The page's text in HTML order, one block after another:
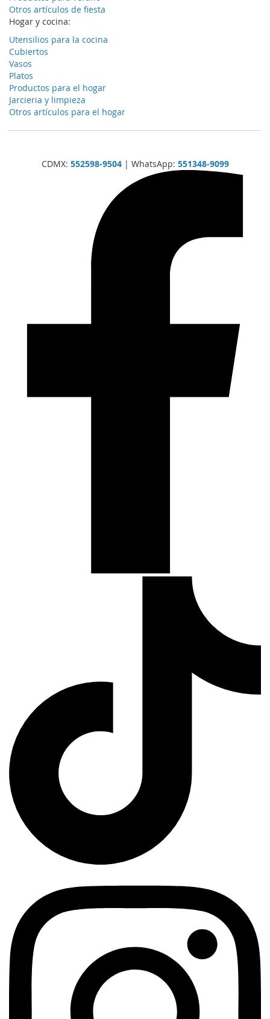
Otros artículos de fiesta
Hogar y cocina:
Utensilios para la cocina
Cubiertos
Vasos
Platos
Productos para el hogar
Jarcieria y limpieza
Otros artículos para el hogar
CDMX: 552598-9504| WhatsApp: 551348-9099